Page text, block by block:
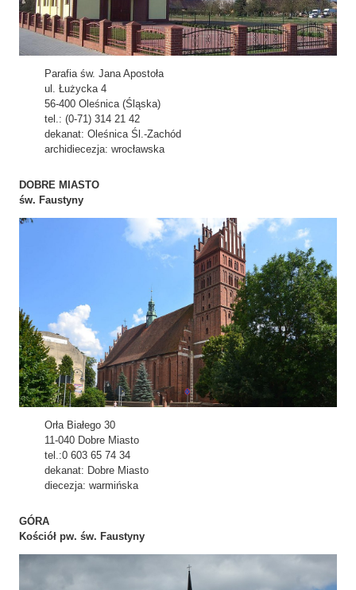
Parafia św. Jana Apostoła
ul. Łużycka 4
56-400 Oleśnica (Śląska)
tel.: (0-71) 314 21 42
dekanat: Oleśnica Śl.-Zachód
archidiecezja: wrocławska
DOBRE MIASTO
św. Faustyny
Orła Białego 30
11-040 Dobre Miasto
tel.:0 603 65 74 34
dekanat: Dobre Miasto
diecezja: warmińska
GÓRA
Kościół pw. św. Faustyny